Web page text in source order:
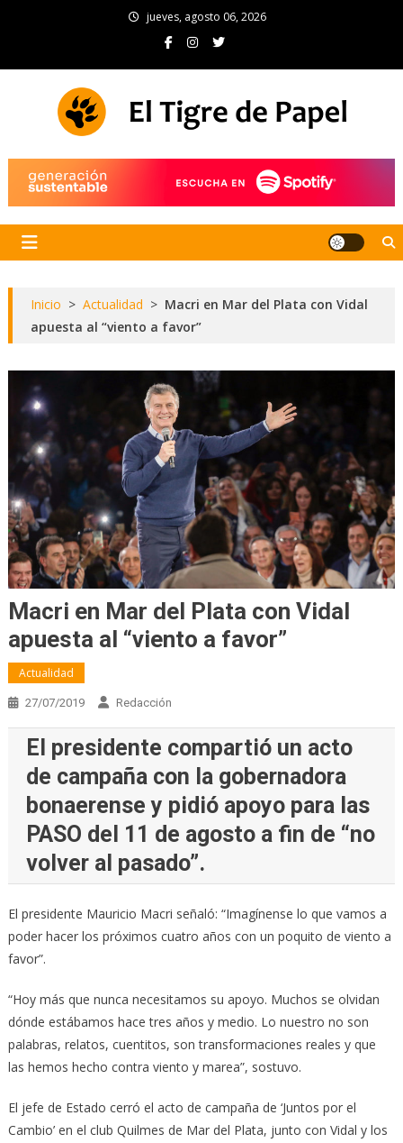
jueves, agosto 06, 2026
Inicio > Actualidad > Macri en Mar del Plata con Vidal
apuesta al “viento a favor”
Macri en Mar del Plata con Vidal
apuesta al “viento a favor”
Actualidad
27/07/2019 Redacción
El presidente compartió un acto
de campaña con la gobernadora
bonaerense y pidió apoyo para las
PASO del 11 de agosto a fin de “no
volver al pasado”.
El presidente Mauricio Macri señaló: “Imagínense lo que vamos a
poder hacer los próximos cuatro años con un poquito de viento a
favor”.
“Hoy más que nunca necesitamos su apoyo. Muchos se olvidan
dónde estábamos hace tres años y medio. Lo nuestro no son
palabras, relatos, cuentitos, son transformaciones reales y que
las hemos hecho contra viento y marea”, sostuvo.
El jefe de Estado cerró el acto de campaña de ‘Juntos por el
Cambio’ en el club Quilmes de Mar del Plata, junto con Vidal y los